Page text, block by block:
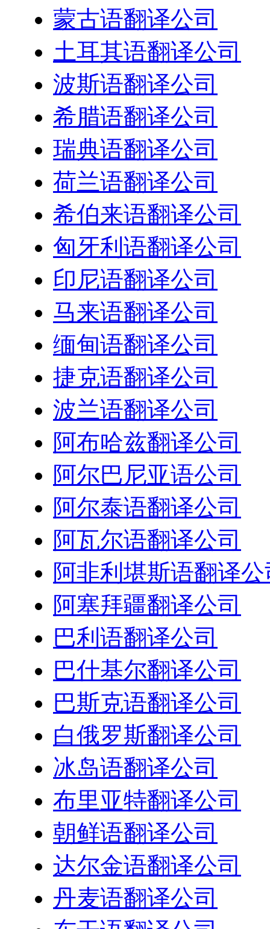
蒙古语翻译公司
土耳其语翻译公司
波斯语翻译公司
希腊语翻译公司
瑞典语翻译公司
荷兰语翻译公司
希伯来语翻译公司
匈牙利语翻译公司
印尼语翻译公司
马来语翻译公司
缅甸语翻译公司
捷克语翻译公司
波兰语翻译公司
阿布哈兹翻译公司
阿尔巴尼亚语公司
阿尔泰语翻译公司
阿瓦尔语翻译公司
阿非利堪斯语翻译公
阿塞拜疆翻译公司
巴利语翻译公司
巴什基尔翻译公司
巴斯克语翻译公司
白俄罗斯翻译公司
冰岛语翻译公司
布里亚特翻译公司
朝鲜语翻译公司
达尔金语翻译公司
丹麦语翻译公司